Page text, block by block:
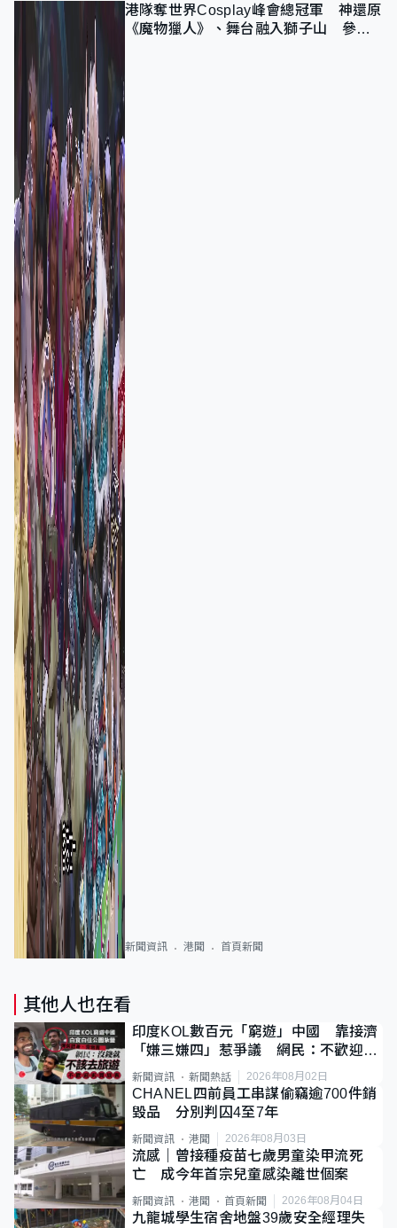
港隊奪世界Cosplay峰會總冠軍 神還原
《魔物獵人》、舞台融入獅子山 參賽
新聞資訊 港聞 首頁新聞
其他人也在看
印度KOL數百元「窮遊」中國 靠接濟
「嫌三嫌四」惹爭議 網民：不歡迎劣
質旅客
新聞資訊 新聞熱話 2026年08月02日
CHANEL四前員工串謀偷竊逾700件銷
毀品 分別判囚4至7年
新聞資訊 港聞 2026年08月03日
流感｜曾接種疫苗七歲男童染甲流死
亡 成今年首宗兒童感染離世個案
新聞資訊 港聞 首頁新聞 2026年08月04日
九龍城學生宿舍地盤39歲安全經理失